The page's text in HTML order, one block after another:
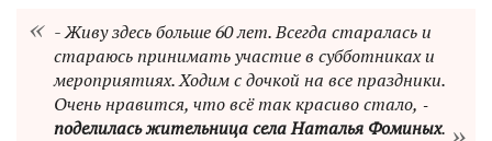
- Живу здесь больше 60 лет. Всегда старалась и
стараюсь принимать участие в субботниках и
мероприятиях. Ходим с дочкой на все праздники.
Очень нравится, что всё так красиво стало, ‑
поделилась жительница села Наталья Фоминых.